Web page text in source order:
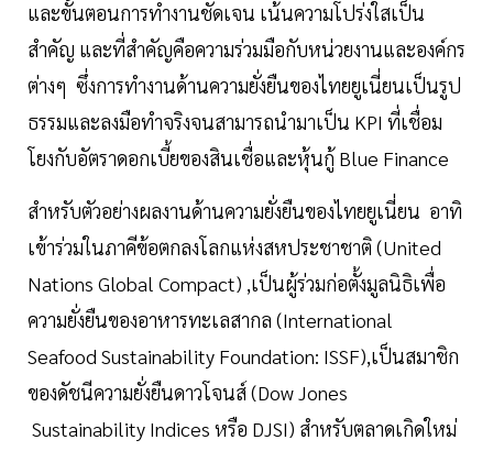
และขั้นตอนการทำงานชัดเจน เน้นความโปร่งใสเป็น
สำคัญ และที่สำคัญคือความร่วมมือกับหน่วยงานและองค์กร
ต่างๆ ซึ่งการทำงานด้านความยั่งยืนของไทยยูเนี่ยนเป็นรูป
ธรรมและลงมือทำจริงจนสามารถนำมาเป็น KPI ที่เชื่อม
โยงกับอัตราดอกเบี้ยของสินเชื่อและหุ้นกู้ Blue Finance
สำหรับตัวอย่างผลงานด้านความยั่งยืนของไทยยูเนี่ยน อาทิ
เข้าร่วมในภาคีข้อตกลงโลกแห่งสหประชาชาติ (United
Nations Global Compact) ,เป็นผู้ร่วมก่อตั้งมูลนิธิเพื่อ
ความยั่งยืนของอาหารทะเลสากล (International
Seafood Sustainability Foundation: ISSF),เป็นสมาชิก
ของดัชนีความยั่งยืนดาวโจนส์ (Dow Jones
Sustainability Indices หรือ DJSI) สำหรับตลาดเกิดใหม่